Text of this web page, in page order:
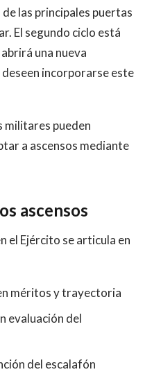
las principales puertas
El segundo ciclo está
una nueva
incorporarse este
militares pueden
a ascensos mediante
ascensos
el Ejército se articula en
méritos y trayectoria
evaluación del
del escalafón